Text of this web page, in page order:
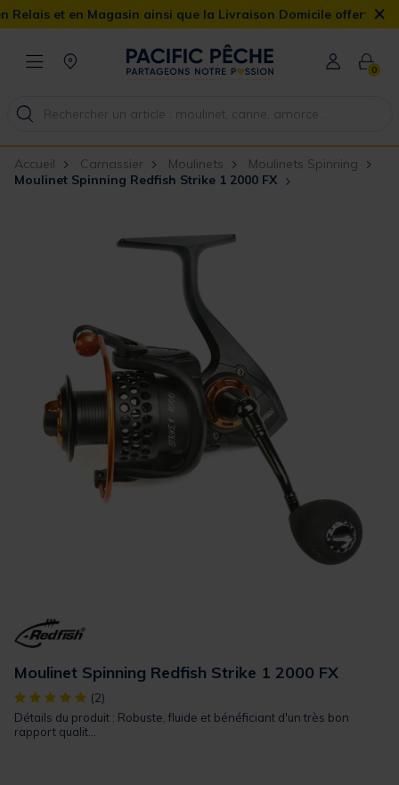
en Magasin ainsi que la Livraison Domicile offerte dès 90€ ×
0
Accueil Carnassier Moulinets
Moulinets Spinning
Moulinet Spinning Redfish Strike 1 2000 FX
Moulinet Spinning Redfish Strike 1 2000 FX
[object Object] out of 5 Customer Rating
(2)
Détails du produit : Robuste, fluide et bénéficiant d'un très bon
rapport qualit...